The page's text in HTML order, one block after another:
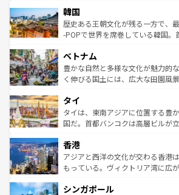
ワイを、存分に味わってほしい。 なお、新着のハワイ情報
はコンテンツ一覧を参照してほし
いる。アクティビティも充実して
ビング、ハイキングなど、アウト
い。オーストラリアの多彩な魅力
参照してほしい。
ン）、静ひつな山岳地帯である台
と山間の静けさが共存しており、
驚きをもたらしてくれる。また、
容にもいいと評判のスイーツなど
が味わえる。 なお、新着の台湾情
照してほしい。
韓国
歴史ある王朝文化が残る一方で、
-POPで世界を席巻している韓国。
き、地方に足を延ばせば四季折々
できる。そして、キムチや焼肉、
まで、さまざまな韓国料理が待っ
リティに包まれながら、韓国の多
わってみてほしい。 なお
覧を参照してほしい。
ベトナム
豊かな自然と多様な文化が魅力的
く伸びる国土には、広大な田園風
急速な発展と共に伝統が息づく。
ーチミン市のフランス統治時代の
醸し出している。また、バラエテ
とつ。フォーやバインミー、ベト
ひ現地で味わいたい。どの地域を
が旅行者を迎えてくれるので、き
参照してほしい。
タイ
タイは、東南アジアに位置する豊
国だ。首都バンコクは高層ビルが
の活気が交差している。北部では
帯で自然と触れ合い、南部ではプ
いビーチでリゾート気分を楽しむ
激する。気候は一年中温暖で、ど
香港
アジアと西洋の文化が交わる香港
もっている。ヴィクトリア湾に広
み、どこを訪れても感動するはず
シンガポール